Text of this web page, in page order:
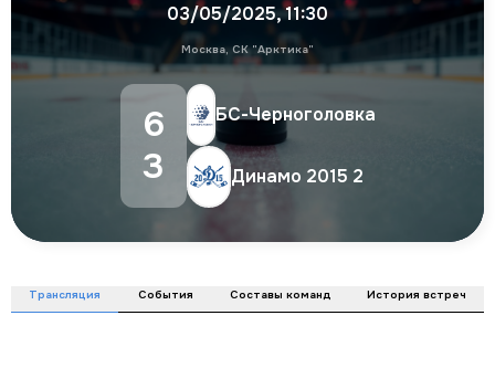
03/05/2025,11:30
Москва, СК "Арктика"
6
3
БС-Черноголовка
Динамо 2015 2
Трансляция События Составы команд История встреч